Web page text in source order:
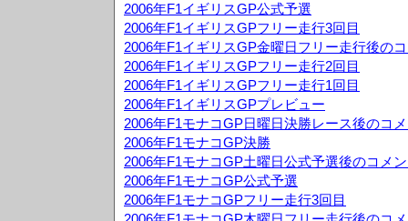
2006年F1イギリスGP公式予選
2006年F1イギリスGPフリー走行3回目
2006年F1イギリスGP金曜日フリー走行後の
2006年F1イギリスGPフリー走行2回目
2006年F1イギリスGPフリー走行1回目
2006年F1イギリスGPプレビュー
2006年F1モナコGP日曜日決勝レース後のコ
2006年F1モナコGP決勝
2006年F1モナコGP土曜日公式予選後のコメ
2006年F1モナコGP公式予選
2006年F1モナコGPフリー走行3回目